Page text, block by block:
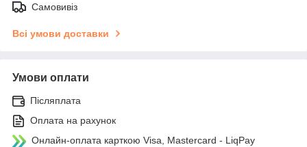
Самовивіз
Всі умови доставки
Умови оплати
Післяплата
Оплата на рахунок
Онлайн-оплата карткою Visa, Mastercard - LiqPay